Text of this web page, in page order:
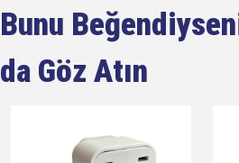
Bunu
da Göz Atın